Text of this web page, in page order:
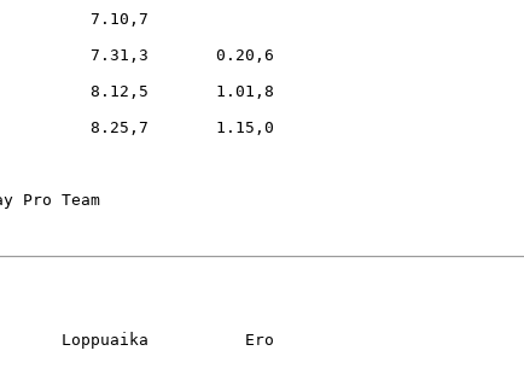
7.10,7
7.31,3       0.20,6
8.12,5       1.01,8
8.25,7       1.15,0
Loppuaika          Ero